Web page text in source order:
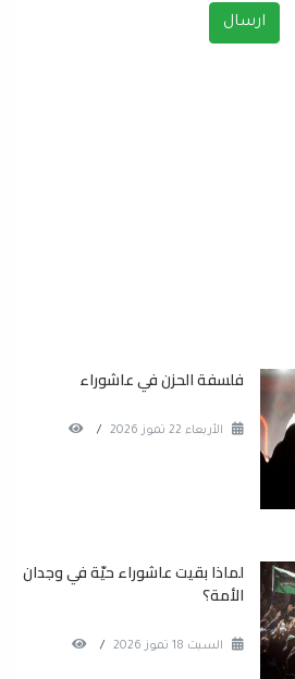
فلسفة الحزن في عاشوراء
الأربعاء 22 تموز 2026 /
لماذا بقيت عاشوراء حيّة في وجدان
الأمة؟
السبت 18 تموز 2026 /